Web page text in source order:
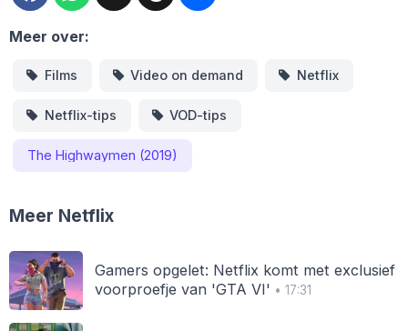
Meer over:
Films Video on demand Netflix
Netflix-tips VOD-tips
The Highwaymen (2019)
Meer Netflix
Gamers opgelet: Netflix komt met exclusief
voorproefje van 'GTA VI' • 17:31